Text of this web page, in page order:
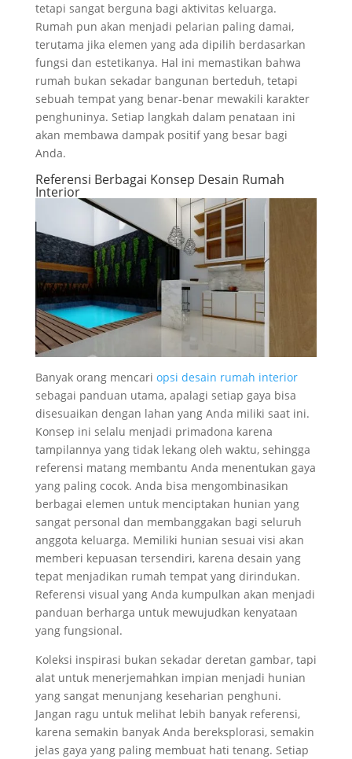
tetapi sangat berguna bagi aktivitas keluarga.
Rumah pun akan menjadi pelarian paling damai,
terutama jika elemen yang ada dipilih berdasarkan
fungsi dan estetikanya. Hal ini memastikan bahwa
rumah bukan sekadar bangunan berteduh, tetapi
sebuah tempat yang benar-benar mewakili karakter
penghuninya. Setiap langkah dalam penataan ini
akan membawa dampak positif yang besar bagi
Anda.
Referensi Berbagai Konsep Desain Rumah
Interior
Banyak orang mencari opsi desain rumah interior
sebagai panduan utama, apalagi setiap gaya bisa
disesuaikan dengan lahan yang Anda miliki saat ini.
Konsep ini selalu menjadi primadona karena
tampilannya yang tidak lekang oleh waktu, sehingga
referensi matang membantu Anda menentukan gaya
yang paling cocok. Anda bisa mengombinasikan
berbagai elemen untuk menciptakan hunian yang
sangat personal dan membanggakan bagi seluruh
anggota keluarga. Memiliki hunian sesuai visi akan
memberi kepuasan tersendiri, karena desain yang
tepat menjadikan rumah tempat yang dirindukan.
Referensi visual yang Anda kumpulkan akan menjadi
panduan berharga untuk mewujudkan kenyataan
yang fungsional.
Koleksi inspirasi bukan sekadar deretan gambar, tapi
alat untuk menerjemahkan impian menjadi hunian
yang sangat menunjang keseharian penghuni.
Jangan ragu untuk melihat lebih banyak referensi,
karena semakin banyak Anda bereksplorasi, semakin
jelas gaya yang paling membuat hati tenang. Setiap